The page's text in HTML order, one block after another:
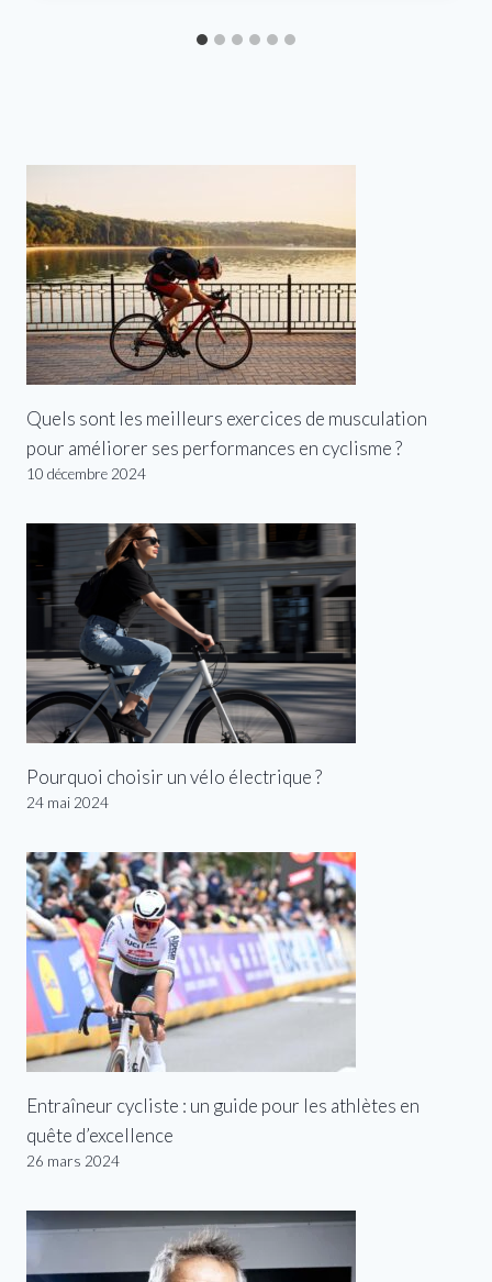
Quels sont les meilleurs exercices de musculation
pour améliorer ses performances en cyclisme ?
10 décembre 2024
Pourquoi choisir un vélo électrique ?
24 mai 2024
Entraîneur cycliste : un guide pour les athlètes en
quête d’excellence
26 mars 2024